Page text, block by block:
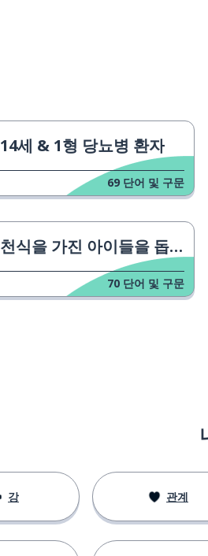
14세 & 1형 당뇨병 환자
69 단어 및 구문
천식을 가진 아이들을 돕는 로봇
70 단어 및 구문
강 관계